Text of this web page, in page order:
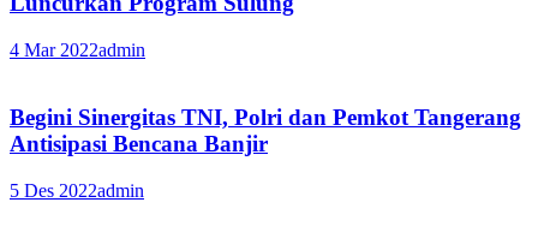
4 Mar 2022admin
Begini Sinergitas TNI, Polri dan Pemkot Tangerang
Antisipasi Bencana Banjir
5 Des 2022admin